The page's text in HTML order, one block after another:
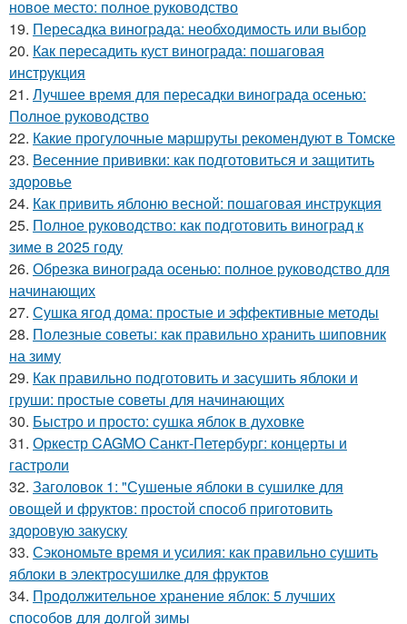
новое место: полное руководство
19. Пересадка винограда: необходимость или выбор
20. Как пересадить куст винограда: пошаговая
инструкция
21. Лучшее время для пересадки винограда осенью:
Полное руководство
22. Какие прогулочные маршруты рекомендуют в Томске
23. Весенние прививки: как подготовиться и защитить
здоровье
24. Как привить яблоню весной: пошаговая инструкция
25. Полное руководство: как подготовить виноград к
зиме в 2025 году
26. Обрезка винограда осенью: полное руководство для
начинающих
27. Сушка ягод дома: простые и эффективные методы
28. Полезные советы: как правильно хранить шиповник
на зиму
29. Как правильно подготовить и засушить яблоки и
груши: простые советы для начинающих
30. Быстро и просто: сушка яблок в духовке
31. Оркестр CAGMO Санкт-Петербург: концерты и
гастроли
32. Заголовок 1: "Сушеные яблоки в сушилке для
овощей и фруктов: простой способ приготовить
здоровую закуску
33. Сэкономьте время и усилия: как правильно сушить
яблоки в электросушилке для фруктов
34. Продолжительное хранение яблок: 5 лучших
способов для долгой зимы